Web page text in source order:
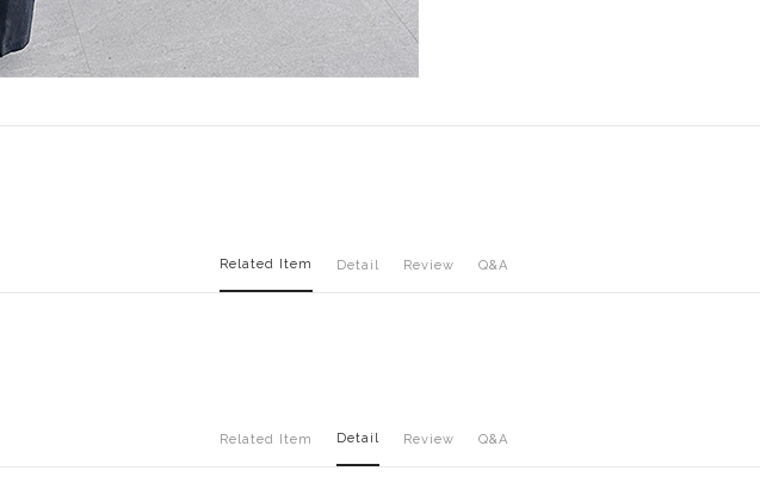
Related Item Detail Review Q&A
Related Item Detail Review Q&A